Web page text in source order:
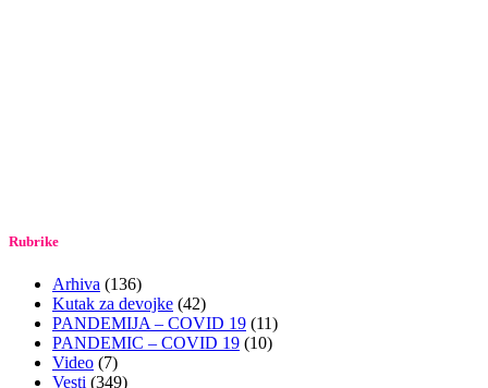
Rubrike
Arhiva (136)
Kutak za devojke (42)
PANDEMIJA – COVID 19 (11)
PANDEMIC – COVID 19 (10)
Video (7)
Vesti (349)